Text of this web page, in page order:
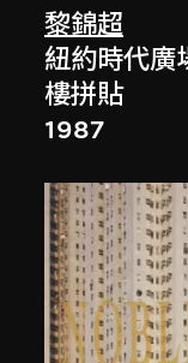
黎錦超
紐約時代廣
樓拼貼
1987